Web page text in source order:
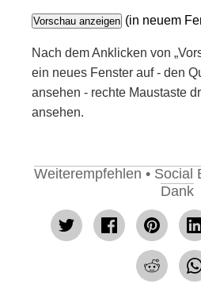
(in neuem
Nach dem Anklicken von
ein neues Fenster auf - den
ansehen - rechte Maustaste
ansehen.
Weiterempfehlen • Social
Dank
tweet
Facebook
teilen
pin